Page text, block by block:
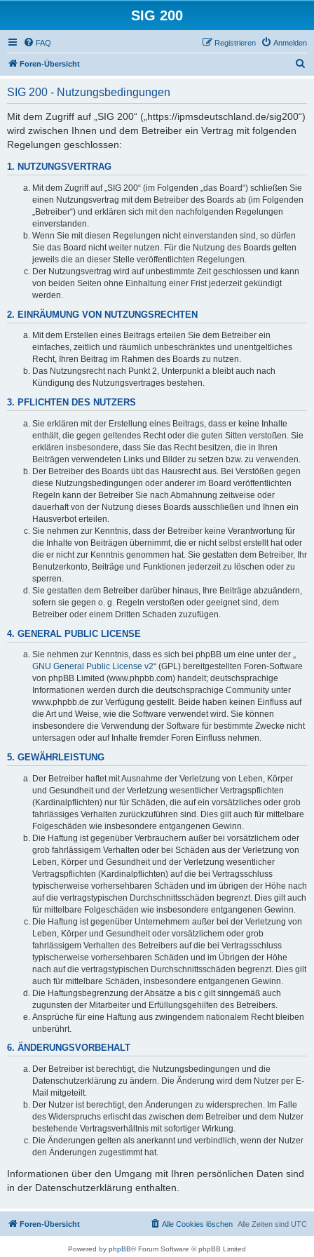
SIG 200
FAQ Anmelden
Registrieren
Foren-Übersicht
SIG 200 - Nutzungsbedingungen
Mit dem Zugriff auf „SIG 200“ („https://ipmsdeutschland.de/sig200“)
wird zwischen Ihnen und dem Betreiber ein Vertrag mit folgenden
Regelungen geschlossen:
1. NUTZUNGSVERTRAG
Mit dem Zugriff auf „SIG 200“ (im Folgenden „das Board“) schließen Sie
einen Nutzungsvertrag mit dem Betreiber des Boards ab (im Folgenden
„Betreiber“) und erklären sich mit den nachfolgenden Regelungen
einverstanden.
Wenn Sie mit diesen Regelungen nicht einverstanden sind, so dürfen
Sie das Board nicht weiter nutzen. Für die Nutzung des Boards gelten
jeweils die an dieser Stelle veröffentlichten Regelungen.
Der Nutzungsvertrag wird auf unbestimmte Zeit geschlossen und kann
von beiden Seiten ohne Einhaltung einer Frist jederzeit gekündigt
werden.
2. EINRÄUMUNG VON NUTZUNGSRECHTEN
Mit dem Erstellen eines Beitrags erteilen Sie dem Betreiber ein
einfaches, zeitlich und räumlich unbeschränktes und unentgeltliches
Recht, Ihren Beitrag im Rahmen des Boards zu nutzen.
Das Nutzungsrecht nach Punkt 2, Unterpunkt a bleibt auch nach
Kündigung des Nutzungsvertrages bestehen.
3. PFLICHTEN DES NUTZERS
Sie erklären mit der Erstellung eines Beitrags, dass er keine Inhalte
enthält, die gegen geltendes Recht oder die guten Sitten verstoßen. Sie
erklären insbesondere, dass Sie das Recht besitzen, die in Ihren
Beiträgen verwendeten Links und Bilder zu setzen bzw. zu verwenden.
Der Betreiber des Boards übt das Hausrecht aus. Bei Verstößen gegen
diese Nutzungsbedingungen oder anderer im Board veröffentlichten
Regeln kann der Betreiber Sie nach Abmahnung zeitweise oder
dauerhaft von der Nutzung dieses Boards ausschließen und Ihnen ein
Hausverbot erteilen.
Sie nehmen zur Kenntnis, dass der Betreiber keine Verantwortung für
die Inhalte von Beiträgen übernimmt, die er nicht selbst erstellt hat oder
die er nicht zur Kenntnis genommen hat. Sie gestatten dem Betreiber, Ihr
Benutzerkonto, Beiträge und Funktionen jederzeit zu löschen oder zu
sperren.
Sie gestatten dem Betreiber darüber hinaus, Ihre Beiträge abzuändern,
sofern sie gegen o. g. Regeln verstoßen oder geeignet sind, dem
Betreiber oder einem Dritten Schaden zuzufügen.
4. GENERAL PUBLIC LICENSE
Sie nehmen zur Kenntnis, dass es sich bei phpBB um eine unter der „
GNU General Public License v2“ (GPL) bereitgestellten Foren-Software
von phpBB Limited (www.phpbb.com) handelt; deutschsprachige
Informationen werden durch die deutschsprachige Community unter
www.phpbb.de zur Verfügung gestellt. Beide haben keinen Einfluss auf
die Art und Weise, wie die Software verwendet wird. Sie können
insbesondere die Verwendung der Software für bestimmte Zwecke nicht
untersagen oder auf Inhalte fremder Foren Einfluss nehmen.
5. GEWÄHRLEISTUNG
Der Betreiber haftet mit Ausnahme der Verletzung von Leben, Körper
und Gesundheit und der Verletzung wesentlicher Vertragspflichten
(Kardinalpflichten) nur für Schäden, die auf ein vorsätzliches oder grob
fahrlässiges Verhalten zurückzuführen sind. Dies gilt auch für mittelbare
Folgeschäden wie insbesondere entgangenen Gewinn.
Die Haftung ist gegenüber Verbrauchern außer bei vorsätzlichem oder
grob fahrlässigem Verhalten oder bei Schäden aus der Verletzung von
Leben, Körper und Gesundheit und der Verletzung wesentlicher
Vertragspflichten (Kardinalpflichten) auf die bei Vertragsschluss
typischerweise vorhersehbaren Schäden und im übrigen der Höhe nach
auf die vertragstypischen Durchschnittsschäden begrenzt. Dies gilt auch
für mittelbare Folgeschäden wie insbesondere entgangenen Gewinn.
Die Haftung ist gegenüber Unternehmern außer bei der Verletzung von
Leben, Körper und Gesundheit oder vorsätzlichem oder grob
fahrlässigem Verhalten des Betreibers auf die bei Vertragsschluss
typischerweise vorhersehbaren Schäden und im Übrigen der Höhe
nach auf die vertragstypischen Durchschnittsschäden begrenzt. Dies gilt
auch für mittelbare Schäden, insbesondere entgangenen Gewinn.
Die Haftungsbegrenzung der Absätze a bis c gilt sinngemäß auch
zugunsten der Mitarbeiter und Erfüllungsgehilfen des Betreibers.
Ansprüche für eine Haftung aus zwingendem nationalem Recht bleiben
unberührt.
6. ÄNDERUNGSVORBEHALT
Der Betreiber ist berechtigt, die Nutzungsbedingungen und die
Datenschutzerklärung zu ändern. Die Änderung wird dem Nutzer per E-
Mail mitgeteilt.
Der Nutzer ist berechtigt, den Änderungen zu widersprechen. Im Falle
des Widerspruchs erlischt das zwischen dem Betreiber und dem Nutzer
bestehende Vertragsverhältnis mit sofortiger Wirkung.
Die Änderungen gelten als anerkannt und verbindlich, wenn der Nutzer
den Änderungen zugestimmt hat.
Informationen über den Umgang mit Ihren persönlichen Daten sind
in der Datenschutzerklärung enthalten.
Foren-Übersicht Alle Zeiten sind UTC
Alle Cookies löschen
Powered by phpBB® Forum Software © phpBB Limited